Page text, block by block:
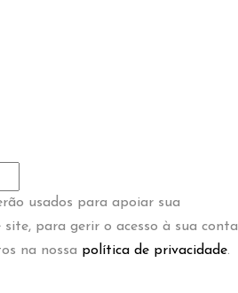
usados ​​para apoiar sua
para gerir o acesso à sua conta
na nossa política de privacidade.